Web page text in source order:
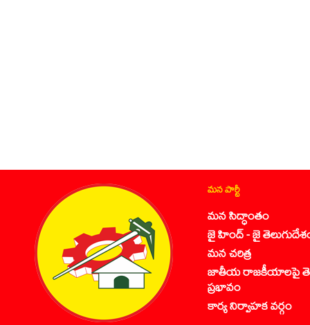
మన పార్టీ
మన సిద్ధాంతం
జై హింద్ - జై
మన చరిత్ర
జాతీయ రాజకీయాలపై
ప్రభావం
కార్య నిర్వాహక వర్గం